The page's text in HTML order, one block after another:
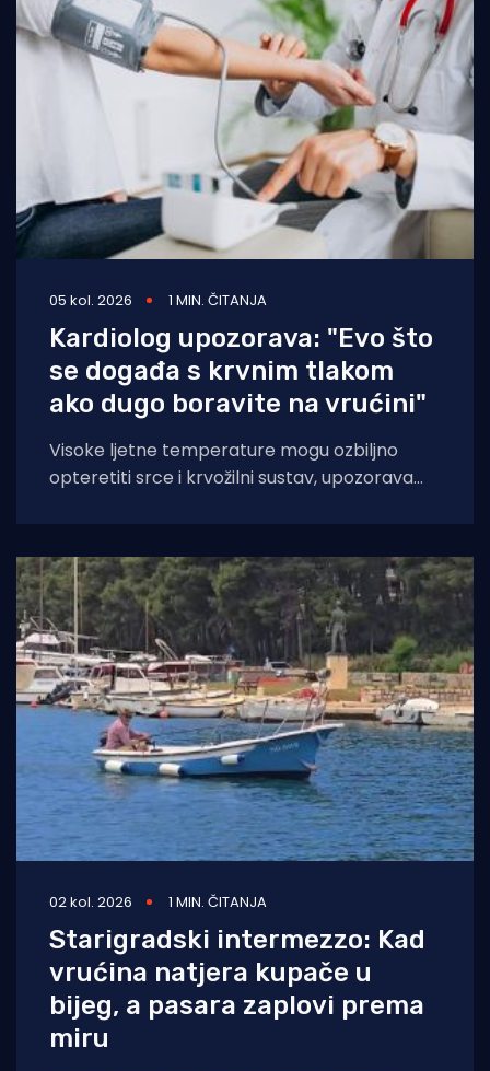
05 kol. 2026 1 MIN. ČITANJA
Kardiolog upozorava: "Evo što
se događa s krvnim tlakom
ako dugo boravite na vrućini"
Visoke ljetne temperature mogu ozbiljno
opteretiti srce i krvožilni sustav, upozorava
02 kol. 2026 1 MIN. ČITANJA
Starigradski intermezzo: Kad
vrućina natjera kupače u
bijeg, a pasara zaplovi prema
miru